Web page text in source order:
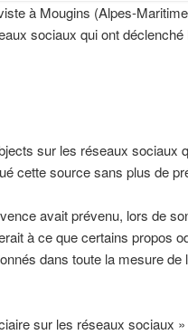
à Mougins (Alpes-
sociaux qui ont déclenché
sur les réseaux sociaux
cette source sans plus de
avait prévenu, lors de
à ce que certains propos
dans toute la mesure de
sur les réseaux sociaux